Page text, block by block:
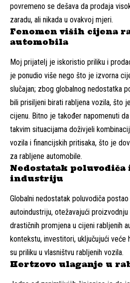
povremeno se dešava da prodaja
zaradu, ali nikada u ovakvoj mjeri.
Fenomen viših cijena
automobila
Moj prijatelj je iskoristio priliku i
je ponudio više nego što je izvorna
slučajan; zbog globalnog nedostatka
bili prisiljeni birati rabljena vozila, što
cijenu. Bitno je također napomenuti
takvim situacijama doživjeli
vozila i financijskih pritisaka, što je
za rabljene automobile.
Nedostatak poluvodiča
industriju
Globalni nedostatak poluvodiča
autoindustriju, otežavajući
drastičnih promjena u cijeni rabljenih
kontekstu, investitori, uključujući
su priliku u vlasništvu rabljenih vozila.
Hertzovo ulaganje u